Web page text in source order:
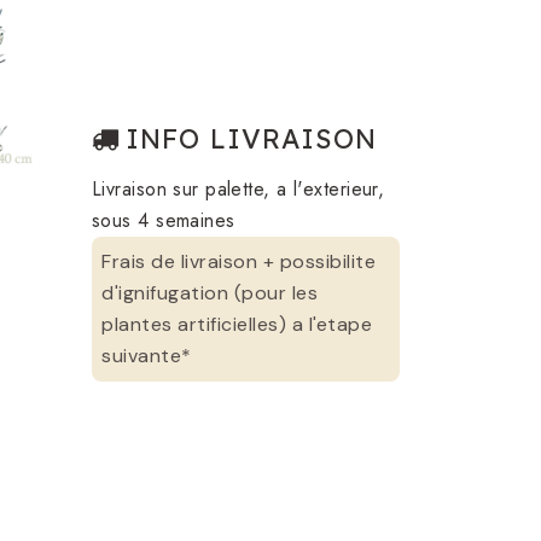
INFO LIVRAISON
Livraison sur palette, a l'exterieur,
sous 4 semaines
Frais de livraison + possibilite
d'ignifugation (pour les
plantes artificielles) a l'etape
suivante*